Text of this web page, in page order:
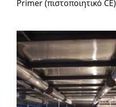
Primer (πιστοποιητικό CE)